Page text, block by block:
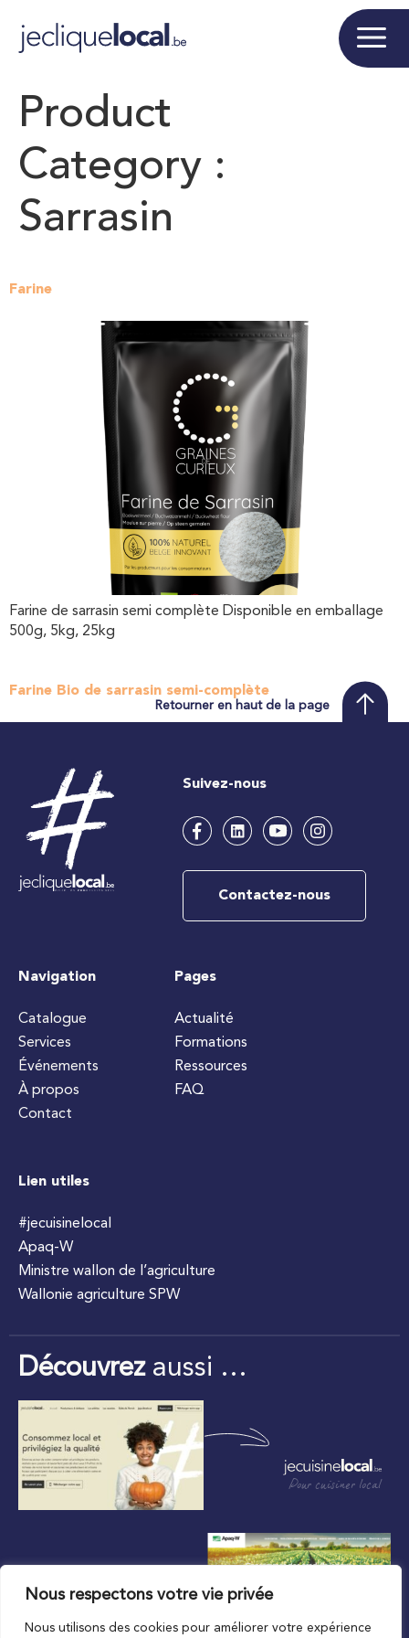
Nous respectons votre vie privée
Nous utilisons des cookies pour améliorer votre expérience
Product
Category :
Sarrasin
Farine
Farine de sarrasin semi complète Disponible en emballage
500g, 5kg, 25kg
Farine Bio de sarrasin semi-complète
Retourner en haut de la page
Suivez-nous
Contactez-nous
Navigation
Catalogue
Services
Événements
À propos
Contact
Pages
Actualité
Formations
Ressources
FAQ
Lien utiles
#jecuisinelocal
Apaq-W
Ministre wallon de l’agriculture
Wallonie agriculture SPW
Découvrezaussi …
Pour cuisiner local